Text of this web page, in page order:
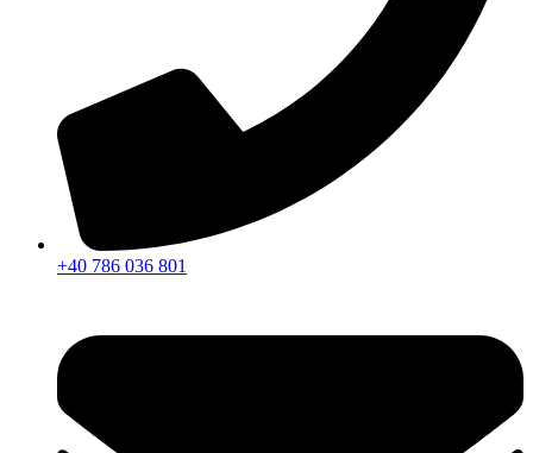
+40 786 036 801